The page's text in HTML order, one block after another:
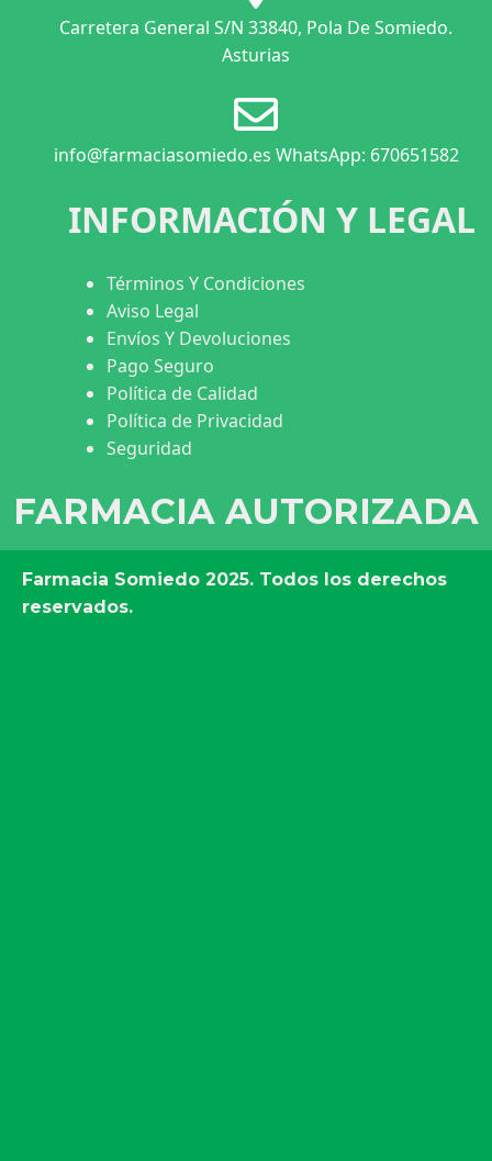
Carretera General S/N 33840, Pola De Somiedo.
Asturias
info@farmaciasomiedo.es WhatsApp: 670651582
INFORMACIÓN Y LEGAL
Términos Y Condiciones
Aviso Legal
Envíos Y Devoluciones
Pago Seguro
Política de Calidad
Política de Privacidad
Seguridad
FARMACIA AUTORIZADA
Farmacia Somiedo 2025. Todos los derechos
reservados.